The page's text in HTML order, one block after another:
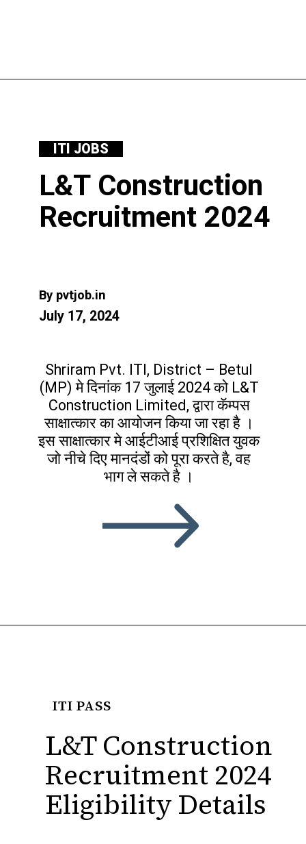
Shriram Pvt. ITI, District – Betul
(MP) मे दिनांक 17 जुलाई 2024 को L&T
Construction Limited, द्वारा कॅम्पस
साक्षात्कार का आयोजन किया जा रहा है ।
इस साक्षात्कार मे आईटीआई प्रशिक्षित युवक
जो नीचे दिए मानदंडों को पूरा करते है, वह
भाग ले सकते है ।
ITI JOBS
L&T Construction
Recruitment 2024
By pvtjob.in
July 17, 2024
ITI PASS
L&T Construction
Recruitment 2024
Eligibility Details